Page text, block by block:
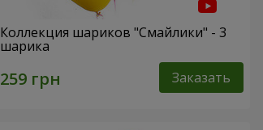
Коллекция шариков "Смайлики" - 3
шарика
Заказать